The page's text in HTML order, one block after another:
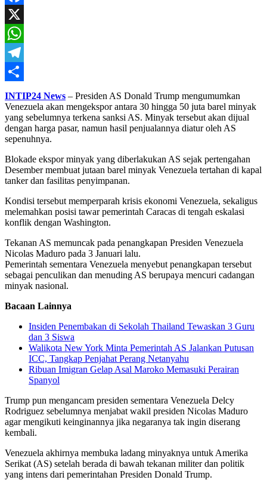
Mail
Facebook
X
WhatsApp
Telegram
Share
INTIP24 News – Presiden AS Donald Trump mengumumkan
Venezuela akan mengekspor antara 30 hingga 50 juta barel minyak
yang sebelumnya terkena sanksi AS. Minyak tersebut akan dijual
dengan harga pasar, namun hasil penjualannya diatur oleh AS
sepenuhnya.
Blokade ekspor minyak yang diberlakukan AS sejak pertengahan
Desember membuat jutaan barel minyak Venezuela tertahan di kapal
tanker dan fasilitas penyimpanan.
Kondisi tersebut memperparah krisis ekonomi Venezuela, sekaligus
melemahkan posisi tawar pemerintah Caracas di tengah eskalasi
konflik dengan Washington.
Tekanan AS memuncak pada penangkapan Presiden Venezuela
Nicolas Maduro pada 3 Januari lalu.
Pemerintah sementara Venezuela menyebut penangkapan tersebut
sebagai penculikan dan menuding AS berupaya mencuri cadangan
minyak nasional.
Bacaan Lainnya
Insiden Penembakan di Sekolah Thailand Tewaskan 3 Guru
dan 3 Siswa
Walikota New York Minta Pemerintah AS Jalankan Putusan
ICC, Tangkap Penjahat Perang Netanyahu
Ribuan Imigran Gelap Asal Maroko Memasuki Perairan
Spanyol
Trump pun mengancam presiden sementara Venezuela Delcy
Rodriguez sebelumnya menjabat wakil presiden Nicolas Maduro
agar mengikuti keinginannya jika negaranya tak ingin diserang
kembali.
Venezuela akhirnya membuka ladang minyaknya untuk Amerika
Serikat (AS) setelah berada di bawah tekanan militer dan politik
yang intens dari pemerintahan Presiden Donald Trump.